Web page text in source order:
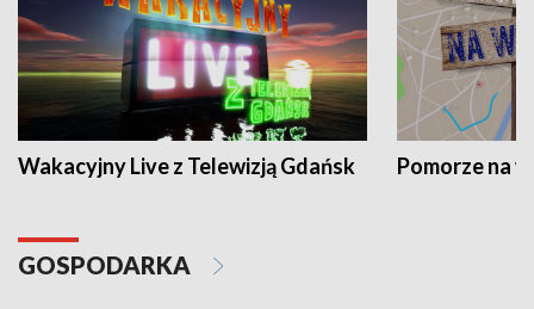
Wakacyjny Live z Telewizją Gdańsk Pomorze na
GOSPODARKA